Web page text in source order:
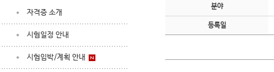
자격증 소개
시험일정 안내
시험임박/계획 안내
분야
등록일